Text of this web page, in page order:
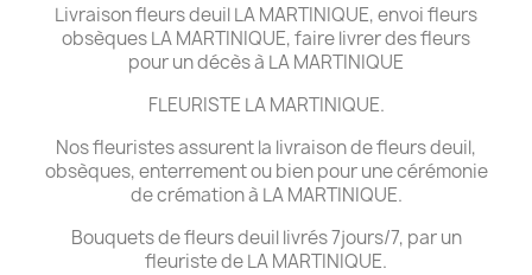
Livraison fleurs deuil LA MARTINIQUE, envoi fleurs
obsèques LA MARTINIQUE, faire livrer des fleurs
pour un décès à LA MARTINIQUE
FLEURISTE LA MARTINIQUE.
Nos fleuristes assurent la livraison de fleurs deuil,
obsèques, enterrement ou bien pour une cérémonie
de crémation à LA MARTINIQUE.
Bouquets de fleurs deuil livrés 7jours/7, par un
fleuriste de LA MARTINIQUE.